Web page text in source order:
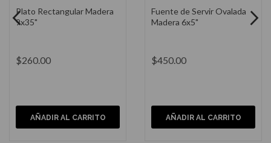
Victoria Plancha Para Asar
8.3" x 12.9"
$3,680.00
AÑADIR AL CARRITO
Victoria Cast Iron Sartén
Grill 10.2"
$3,260.00
AÑADIR AL CARRITO